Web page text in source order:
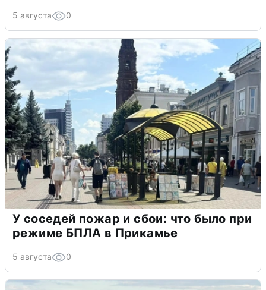
5 августа 0
У соседей пожар и сбои: что было при
режиме БПЛА в Прикамье
5 августа 0